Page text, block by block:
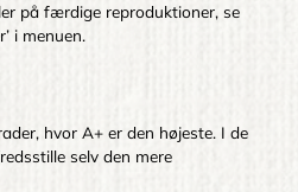
på færdige reproduktioner, se
i menuen.
hvor A+ er den højeste. I de
selv den mere